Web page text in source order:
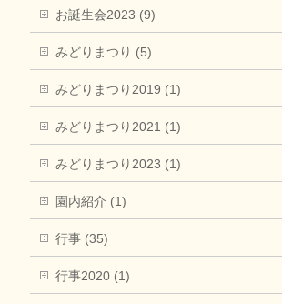
お誕生会2023 (9)
みどりまつり (5)
みどりまつり2019 (1)
みどりまつり2021 (1)
みどりまつり2023 (1)
園内紹介 (1)
行事 (35)
行事2020 (1)